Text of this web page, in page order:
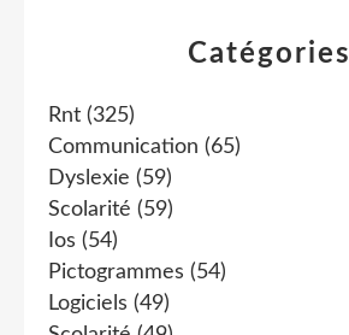
Catégories
Rnt (325)
Communication (65)
Dyslexie (59)
Scolarité (59)
Ios (54)
Pictogrammes (54)
Logiciels (49)